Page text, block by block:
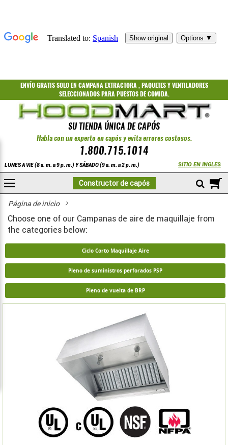
ENVÍO GRATISSOLO EN CAMPANA EXTRACTORA ,PAQUETESYVENTILADORES
SELECCIONADOS PARA PUESTOS DE COMIDA.
SU TIENDA ÚNICA DE CAPÓS
Habla con un experto en capós y evita errores costosos.
1.800.715.1014
LUNES A VIE (8 a. m. a 9 p. m.) Y SÁBADO (9 a. m. a 2 p. m.) SITIO EN INGLES
Constructor de capós
Página de inicio
COMPRAR
Choose one of our Campanas de aire de maquillaje from
the categories below:
Ciclo Corto Maquillaje Aire
Pleno de suministros perforados PSP
Pleno de vuelta de BRP